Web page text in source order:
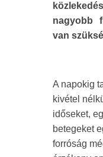
nagyobb
van
A napokig
kivétel
időseket,
betegeket
forróság